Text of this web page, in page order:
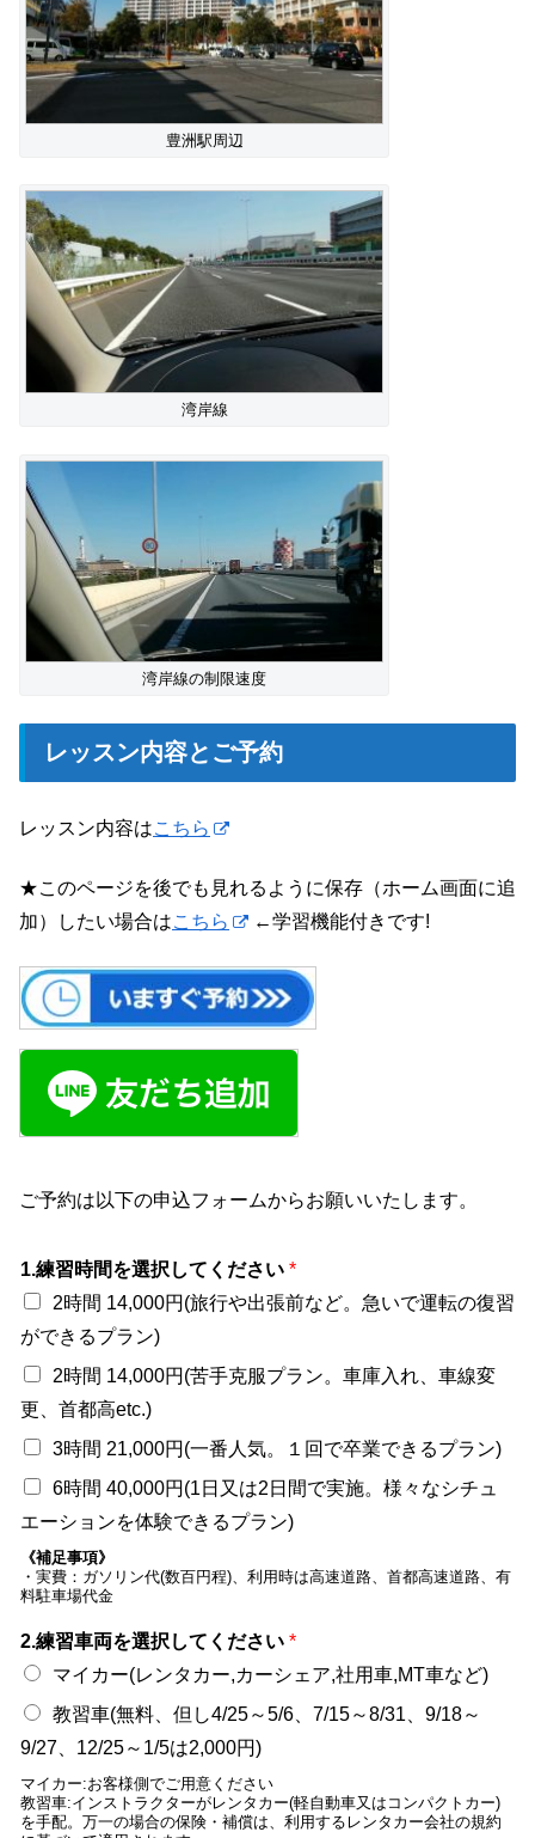
豊洲駅周辺
湾岸線
湾岸線の制限速度
レッスン内容とご予約
レッスン内容はこちら
★このページを後でも見れるように保存（ホーム画面に追
加）したい場合はこちら ←学習機能付きです!
ご予約は以下の申込フォームからお願いいたします。
1.練習時間を選択してください *
2時間 14,000円(旅行や出張前など。急いで運転の復習
ができるプラン)
2時間 14,000円(苦手克服プラン。車庫入れ、車線変
更、首都高etc.)
3時間 21,000円(一番人気。１回で卒業できるプラン)
6時間 40,000円(1日又は2日間で実施。様々なシチュ
エーションを体験できるプラン)
《補足事項》
・実費：ガソリン代(数百円程)、利用時は高速道路、首都高速道路、有
料駐車場代金
2.練習車両を選択してください *
マイカー(レンタカー,カーシェア,社用車,MT車など)
教習車(無料、但し4/25～5/6、7/15～8/31、9/18～
9/27、12/25～1/5は2,000円)
マイカー:お客様側でご用意ください
教習車:インストラクターがレンタカー(軽自動車又はコンパクトカー)
を手配。万一の場合の保険・補償は、利用するレンタカー会社の規約